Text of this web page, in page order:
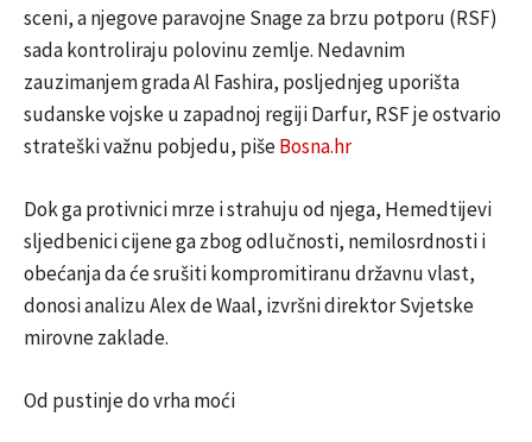
sceni, a njegove paravojne Snage za brzu potporu (RSF)
sada kontroliraju polovinu zemlje. Nedavnim
zauzimanjem grada Al Fashira, posljednjeg uporišta
sudanske vojske u zapadnoj regiji Darfur, RSF je ostvario
strateški važnu pobjedu, pišeBosna.hr
Dok ga protivnici mrze i strahuju od njega, Hemedtijevi
sljedbenici cijene ga zbog odlučnosti, nemilosrdnosti i
obećanja da će srušiti kompromitiranu državnu vlast,
donosi analizu Alex de Waal, izvršni direktor Svjetske
mirovne zaklade.
Od pustinje do vrha moći